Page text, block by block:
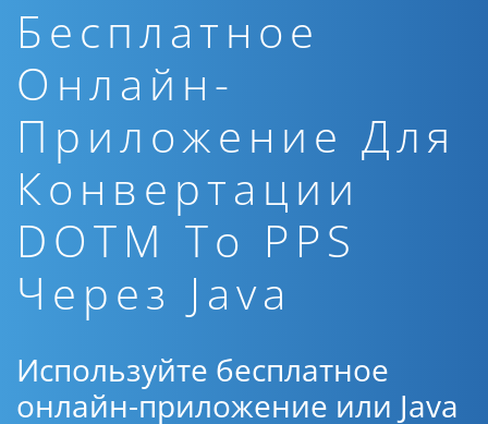
Бесплатное
Онлайн-
Приложение Для
Конвертации
DOTM To PPS
Через Java
Используйте бесплатное
онлайн-приложение или Java